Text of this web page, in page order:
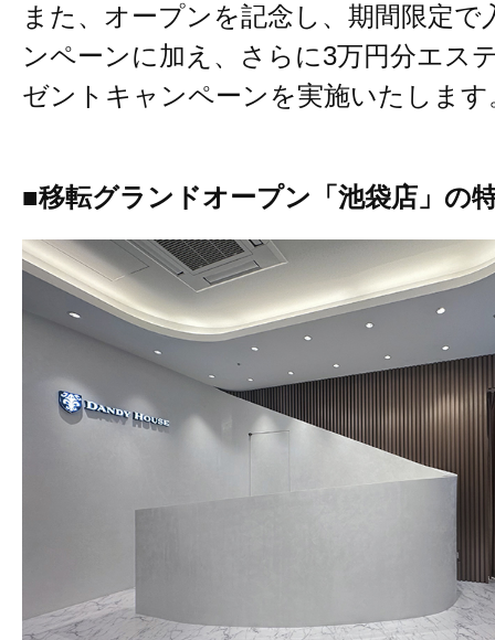
また、オープンを記念し、期間限定で
ンペーンに加え、さらに3万円分エス
ゼントキャンペーンを実施いたします
■移転グランドオープン「池袋店」の